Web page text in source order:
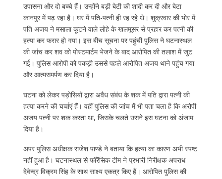
उपासना और दो बच्चे हैं। उन्होंने बड़ी बेटी की शादी कर दी और बेटा
कानपुर में पढ़ रहा है। घर में पति-पत्नी ही रह रहे थे। शुक्रवार की भोर में
पति अजय ने मसाला कूटने वाले लोहे के खलमूसर से प्रहार कर पत्नी की
हत्या कर फरार हो गया। इस बीच सूचना पर पहुंची पुलिस ने घटनास्थल
की जांच कर शव को पोस्टमार्टम भेजने के बाद आरोपित की तलाश में जुट
गई। पुलिस आरोपी को पकड़ी उससे पहले आरोपित अजय थाने पहुंच गया
और आत्मसमर्पण कर दिया है।
घटना को लेकर पड़ोसियों द्वारा अवैध संबंध के शक में पति द्वारा पत्नी की
हत्या करने की चर्चाएं हैं। वहीं पुलिस की जांच में भी पता चला है कि अरोपी
अजय पत्नी पर शक करता था, जिसके चलते उसने इस घटना को अंजाम
दिया है।
अपर पुलिस अधीक्षक राजेश पाण्डे ने बताया कि हत्या का कारण अभी स्पष्ट
नहीं हुआ है। घटनास्थल से फॉरेंसिक टीम ने प्रभारी निरीक्षक अपराध
देवेन्द्र विक्रम सिंह के साथ साक्ष्य एकत्र किए हैं। आरोपित पुलिस की